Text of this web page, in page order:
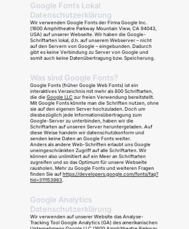
Google Fonts Lokal
Datenschutzerklärung
Wir verwenden Google Fonts der Firma Google Inc.
(1600 Amphitheatre Parkway Mountain View, CA 94043,
USA) auf unserer Webseite. Wir haben die Google-
Schriftarten lokal, d.h. auf unserem Webserver – nicht
auf den Servern von Google – eingebunden. Dadurch
gibt es keine Verbindung zu Server von Google und
somit auch keine Datenübertragung bzw. Speicherung.
Was sind Google Fonts?
Google Fonts (früher Google Web Fonts) ist ein
interaktives Verzeichnis mit mehr als 800 Schriftarten,
die die Google LLC zur freien Verwendung bereitstellt.
Mit Google Fonts könnte man die Schriften nutzen, ohne
sie auf den eigenen Server hochzuladen. Doch um
diesbezüglich jede Informationsübertragung zum
Google-Server zu unterbinden, haben wir die
Schriftarten auf unseren Server heruntergeladen. Auf
diese Weise handeln wir datenschutzkonform und
senden keine Daten an Google Fonts weiter.
Anders als andere Web-Schriften erlaubt uns Google
uneingeschränkten Zugriff auf alle Schriftarten. Wir
können also unlimitiert auf ein Meer an Schriftarten
zugreifen und so das Optimum für unsere Webseite
rausholen. Mehr zu Google Fonts und weiteren Fragen
finden Sie auf https://developers.google.com/fonts/faq?
tid=311153983.
Google Analytics
Datenschutzerklärung
Wir verwenden auf unserer Website das Analyse-
Tracking Tool Google Analytics (GA) des amerikanischen